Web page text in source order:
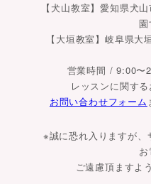
【犬山教室】愛知県犬
園
【大垣教室】岐阜県
営業時間 / 9:00〜
レッスンに関する
お問い合わせフォーム
※誠に恐れ入りますが
ご遠慮頂ますよ